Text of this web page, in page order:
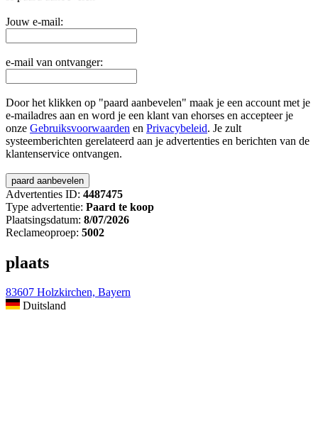
Jouw e-mail:
e-mail van ontvanger:
Door het klikken op "paard aanbevelen" maak je een account met je
e-mailadres aan en word je een klant van ehorses en accepteer je
onze Gebruiksvoorwaarden en Privacybeleid. Je zult
systeemberichten gerelateerd aan je advertenties en berichten van de
klantenservice ontvangen.
Advertenties ID: 4487475
Type advertentie: Paard te koop
Plaatsingsdatum: 8/07/2026
Reclameoproep: 5002
plaats
83607 Holzkirchen, Bayern
Duitsland